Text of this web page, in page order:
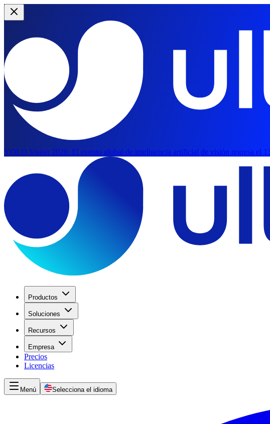
YOLO Vision 2026: El evento global de inteligencia artificial de visión regresa el
Productos
Soluciones
Recursos
Empresa
Precios
Licencias
Menú Selecciona el idioma